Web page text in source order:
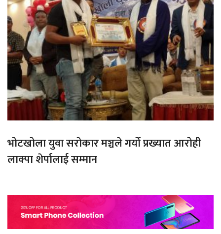
भोटखोला युवा सरोकार मञ्चले गर्यो प्रख्यात आरोही
लाक्पा शेर्पालाई सम्मान